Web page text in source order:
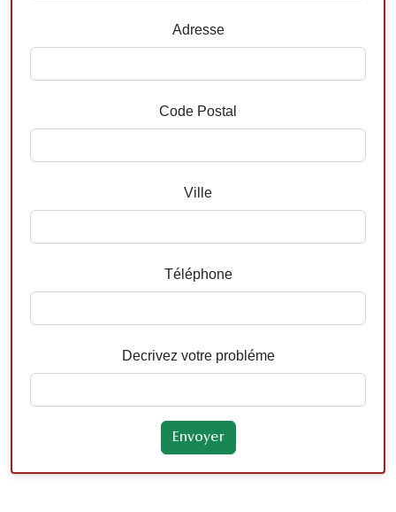
Adresse
Code Postal
Ville
Téléphone
Decrivez votre probléme